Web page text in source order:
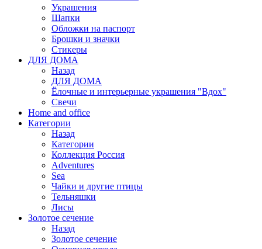
Украшения
Шапки
Обложки на паспорт
Брошки и значки
Стикеры
ДЛЯ ДОМА
Назад
ДЛЯ ДОМА
Ёлочные и интерьерные украшения "Вдох"
Свечи
Home and office
Категории
Назад
Категории
Коллекция Россия
Adventures
Sea
Чайки и другие птицы
Тельняшки
Лисы
Золотое сечение
Назад
Золотое сечение